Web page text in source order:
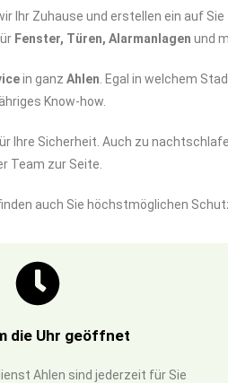
Ihr Zuhause und erstellen ein auf
Fenster, Türen, Alarmanlagen und
in ganz Ahlen . Egal in welchem
Know-how.
Sicherheit. Auch zu
Team zur Seite.
auch Sie höchstmöglichen
die Uhr geöffnet
Ahlen sind jederzeit für Sie